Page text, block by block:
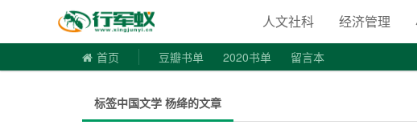
寻书令|走向自
人文社科 经济管理
首页 豆瓣书单 2020书单 留言本
标签中国文学 杨绛的文章